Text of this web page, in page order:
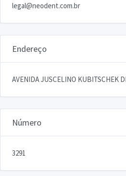
legal@neodent.com.br
Endereço
AVENIDA JUSCELINO KUBITSCHEK
Número
3291